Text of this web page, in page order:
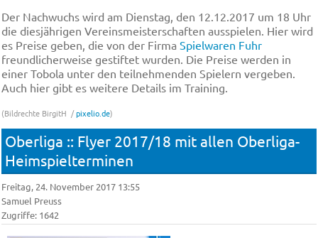
Der Nachwuchs wird am Dienstag, den 12.12.2017 um 18 Uhr
die diesjährigen Vereinsmeisterschaften ausspielen. Hier wird
es Preise geben, die von der Firma Spielwaren Fuhr
freundlicherweise gestiftet wurden. Die Preise werden in
einer Tobola unter den teilnehmenden Spielern vergeben.
Auch hier gibt es weitere Details im Training.
(Bildrechte BirgitH /pixelio.de)
Oberliga :: Flyer 2017/18 mit allen Oberliga-
Heimspielterminen
Freitag, 24. November 2017 13:55
Samuel Preuss
Zugriffe: 1642